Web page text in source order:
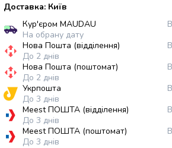
Доставка: Київ
Кур'єром MAUDAU
На обрану дату
Нова Пошта (відділення)
До 2 днів
Нова Пошта (поштомат)
До 2 днів
Укрпошта
До 3 днів
Meest ПОШТА (відділення)
До 3 днів
Meest ПОШТА (поштомат)
До 3 днів